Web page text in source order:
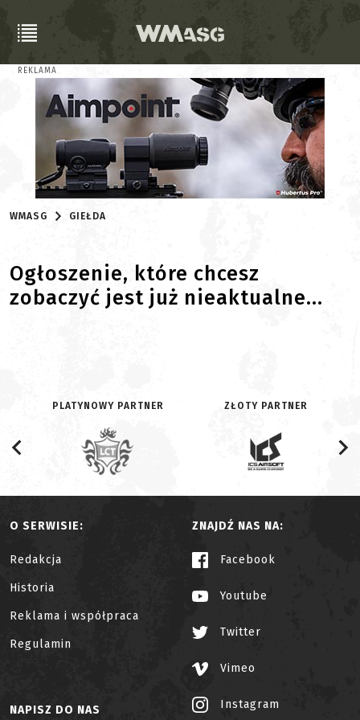
REKLAMA
WMASG GIEŁDA
Ogłoszenie, które chcesz
zobaczyć jest już nieaktualne...
PLATYNOWY PARTNER ZŁOTY PARTNER
O SERWISIE:
Redakcja
Historia
Reklama i współpraca
Regulamin
ZNAJDŹ NAS NA:
Facebook
Youtube
Twitter
Vimeo
Instagram
NAPISZ DO NAS